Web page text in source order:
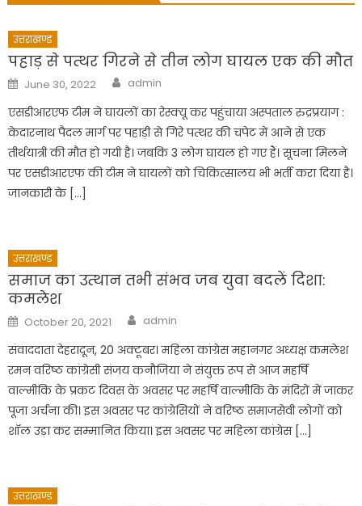
उत्तराखण्ड
पहाड़ से पत्थर गिरने से तीन लोग घायल एक की मौत
Posted
on
June 30, 2022 Author
admin
एसडीआरएफ टीम ने घायलों का रेस्क्यू कर पहुंचाया अस्पताल रुद्रप्रयाग :
केदारनाथ पैदल मार्ग पर पहाड़ी से गिरे पत्थर की चपेट में आने से एक
तीर्थयात्री की मौत हो गयी है। जबकि 3 लोग घायल हो गए हैं। सूचना मिलने
पर एसडीआरएफ की टीम ने घायलों को चिकित्सालय भी भर्ती करा दिया है।
जानकारी के […]
उत्तराखण्ड
समाज का उत्थान तभी संभव जब युवा बदलें दिशा:
कमलेश
Posted
on
October 20, 2021 Author
admin
संवाददाता देहरादून, 20 अक्टूबर। महिला कांग्रेस महानगर अध्यक्ष कमलेश
रमन वरिष्ठ कांग्रेसी संजय कनौजिया ने संयुक्त रूप से आज महर्षि
वाल्मीकि के प्रकट दिवस के अवसर पर महर्षि वाल्मीकि के मंदिरों में जाकर
पूजा अर्चना की। इस अवसर पर कांग्रेसियों ने वरिष्ठ समाजसेवी लोगों को
शॉल उड़ा कर सम्मानित किया। इस अवसर पर महिला कांग्रेस […]
उत्तराखण्ड